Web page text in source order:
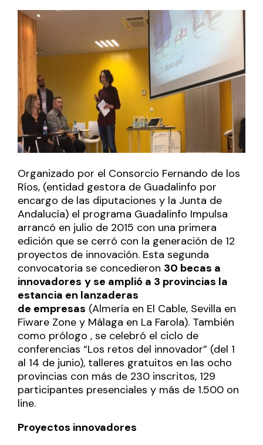
Organizado por el Consorcio Fernando de los
Ríos, (entidad gestora de Guadalinfo por
encargo de las diputaciones y la Junta de
Andalucía) el programa Guadalinfo Impulsa
arrancó en julio de 2015 con una primera
edición que se cerró con la generación de 12
proyectos de innovación. Esta segunda
convocatoria se concedieron 30 becas a
innovadores y se amplió a 3 provincias la
estancia en lanzaderas
de empresas (Almería en El Cable, Sevilla en
Fiware Zone y Málaga en La Farola). También
como prólogo , se celebró el ciclo de
conferencias “Los retos del innovador” (del 1
al 14 de junio), talleres gratuitos en las ocho
provincias con más de 230 inscritos, 129
participantes presenciales y más de 1.500 on
line.
Proyectos innovadores